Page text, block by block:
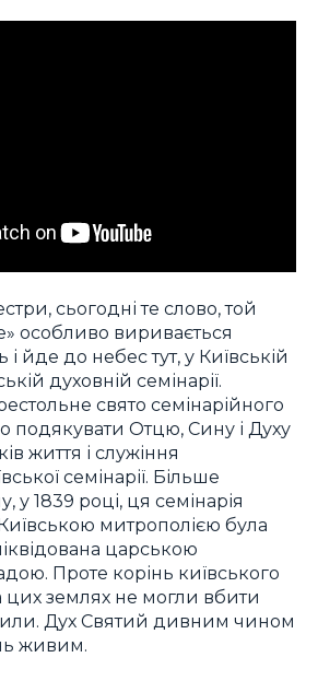
сьогодні те слово, той
особливо виривається
йде до небес тут, у Київській
духовній семінарії.
свято семінарійного
подякувати Отцю, Сину і Духу
життя і служіння
семінарії. Більше
у 1839 році, ця семінарія
митрополією була
царською
Проте корінь київського
цих землях не могли вбити
Дух Святий дивним чином
живим.